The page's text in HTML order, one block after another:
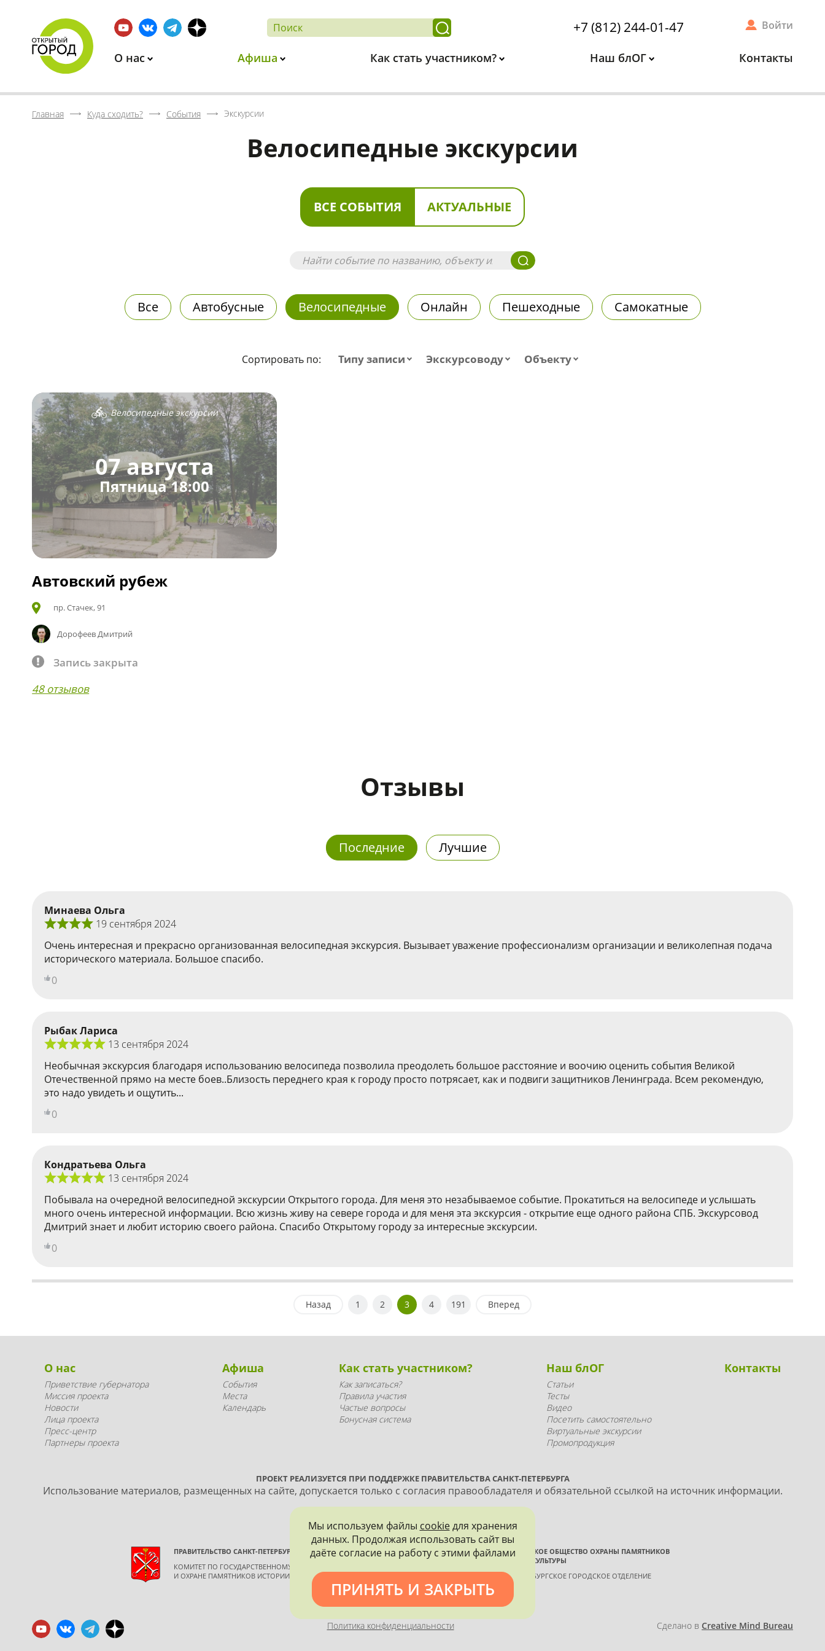
+7 (812) 244-01-47 Войти
О нас Афиша Как стать участником? Наш блОГ Контакты
Главная Куда сходить? События Экскурсии
Велосипедные экскурсии
ВСЕ СОБЫТИЯ АКТУАЛЬНЫЕ
Все Автобусные Велосипедные Онлайн Пешеходные Самокатные
Сортировать по: Типу записи Экскурсоводу Объекту
Велосипедные экскурсии
07 августа
Пятница 18:00
Автовский рубеж
пр. Стачек, 91
Дорофеев Дмитрий
Запись закрыта
48 отзывов
Отзывы
Последние Лучшие
Минаева Ольга
19 сентября 2024
Очень интересная и прекрасно организованная велосипедная экскурсия. Вызывает уважение профессионализм организации и великолепная подача
исторического материала. Большое спасибо.
0
Рыбак Лариса
13 сентября 2024
Необычная экскурсия благодаря использованию велосипеда позволила преодолеть большое расстояние и воочию оценить события Великой
Отечественной прямо на месте боев..Близость переднего края к городу просто потрясает, как и подвиги защитников Ленинграда. Всем рекомендую,
это надо увидеть и ощутить...
0
Кондратьева Ольга
13 сентября 2024
Побывала на очередной велосипедной экскурсии Открытого города. Для меня это незабываемое событие. Прокатиться на велосипеде и услышать
много очень интересной информации. Всю жизнь живу на севере города и для меня эта экскурсия - открытие еще одного района СПБ. Экскурсовод
Дмитрий знает и любит историю своего района. Спасибо Открытому городу за интересные экскурсии.
0
Назад 1 2 3 4 191 Вперед
О нас
Приветствие губернатора
Миссия проекта
Новости
Лица проекта
Пресс-центр
Партнеры проекта
Афиша
События
Места
Календарь
Как стать участником?
Как записаться?
Правила участия
Частые вопросы
Бонусная система
Наш блОГ
Статьи
Тесты
Видео
Посетить самостоятельно
Виртуальные экскурсии
Промопродукция
Контакты
ПРОЕКТ РЕАЛИЗУЕТСЯ ПРИ ПОДДЕРЖКЕ ПРАВИТЕЛЬСТВА САНКТ-ПЕТЕРБУРГА
Использование материалов, размещенных на сайте, допускается только с согласия правообладателя и обязательной ссылкой на источник информации.
ПРАВИТЕЛЬСТВО САНКТ-ПЕТЕРБУРГА
КОМИТЕТ ПО ГОСУДАРСТВЕННОМУ КОНТРОЛЮ, ИСПОЛЬЗОВАНИЮ
И ОХРАНЕ ПАМЯТНИКОВ ИСТОРИИ И КУЛЬТУРЫ
ВСЕРОССИЙСКОЕ ОБЩЕСТВО ОХРАНЫ ПАМЯТНИКОВ
ИСТОРИИ И КУЛЬТУРЫ
САНКТ-ПЕТЕРБУРГСКОЕ ГОРОДСКОЕ ОТДЕЛЕНИЕ
Политика конфиденциальности Сделано в Creative Mind Bureau
Мы используем файлы cookieдля хранения
данных. Продолжая использовать сайт вы
даёте согласие на работу с этими файлами
ПРИНЯТЬ И ЗАКРЫТЬ